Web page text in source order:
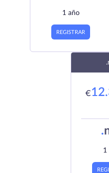
1 año
REGISTRAR
€
.
1